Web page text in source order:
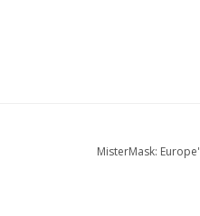
MisterMask: